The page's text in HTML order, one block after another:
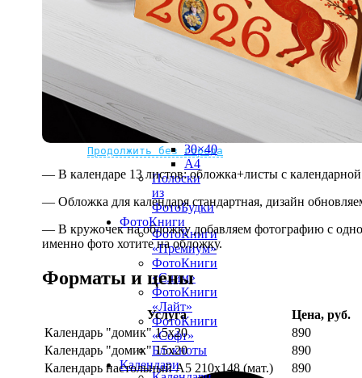
Не нашли Ваш город?
Мы доставляем по всему миру
Продолжить без города
в
рамке
10х10
10×15
15×20
20×30
30×30
30×40
A4
Полоски
из
ФотоБудки
ФотоКниги
ФотоКниги
«Премиум»
ФотоКниги
«Слим»
ФотоКниги
«Лайт»
ФотоКниги
«Софт»
Блокноты
Календари
— В календаре 13 листов: обложка+листы с календарной
— Обложка для календаря стандартная, дизайн
— В кружочек на обложку добавляем фотографию с
именно фото хотите на обложку.
Форматы и цены
Услуга
Цена, руб.
Календарь "домик" 15х20
890
Календарь "домик" 15х20
890
Календарь настольный А5 210х148 (мат.)
890